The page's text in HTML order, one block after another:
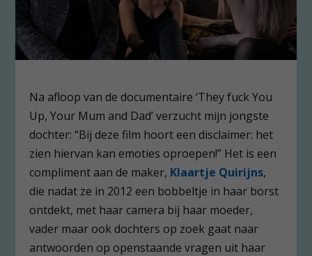
Na afloop van de documentaire ‘They fuck You
Up, Your Mum and Dad’ verzucht mijn jongste
dochter: “Bij deze film hoort een disclaimer: het
zien hiervan kan emoties oproepen!” Het is een
compliment aan de maker, Klaartje Quirijns,
die nadat ze in 2012 een bobbeltje in haar borst
ontdekt, met haar camera bij haar moeder,
vader maar ook dochters op zoek gaat naar
antwoorden op openstaande vragen uit haar